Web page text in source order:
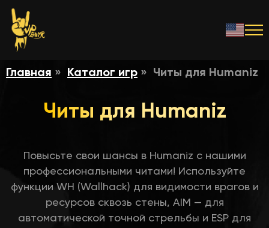
Главная Каталог игр Читы для Humaniz
Читы для Humaniz
Повысьте свои шансы в Humaniz с нашими
профессиональными читами! Используйте
функции WH (Wallhack) для видимости врагов и
ресурсов сквозь стены, AIM — для
автоматической точной стрельбы и ESP для